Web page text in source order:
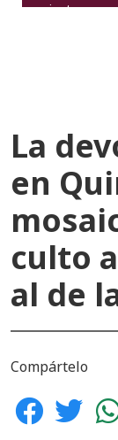
recientes
La
en
culto
al de
Compártelo